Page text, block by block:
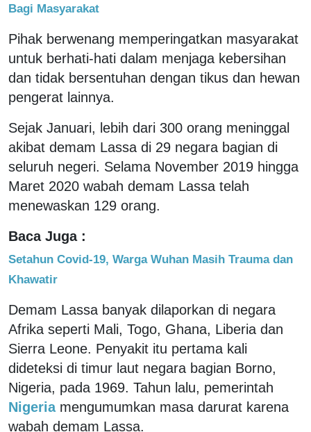
Bagi Masyarakat
Pihak berwenang memperingatkan masyarakat
untuk berhati-hati dalam menjaga kebersihan
dan tidak bersentuhan dengan tikus dan hewan
pengerat lainnya.
Sejak Januari, lebih dari 300 orang meninggal
akibat demam Lassa di 29 negara bagian di
seluruh negeri. Selama November 2019 hingga
Maret 2020 wabah demam Lassa telah
menewaskan 129 orang.
Baca Juga :
Setahun Covid-19, Warga Wuhan Masih Trauma dan
Khawatir
Demam Lassa banyak dilaporkan di negara
Afrika seperti Mali, Togo, Ghana, Liberia dan
Sierra Leone. Penyakit itu pertama kali
dideteksi di timur laut negara bagian Borno,
Nigeria, pada 1969. Tahun lalu, pemerintah
Nigeria mengumumkan masa darurat karena
wabah demam Lassa.